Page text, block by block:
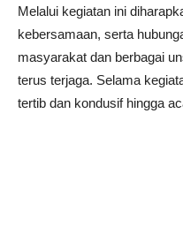
Melalui kegiatan ini
kebersamaan, serta
masyarakat dan berbagai
terus terjaga. Selama
tertib dan kondusif hingga